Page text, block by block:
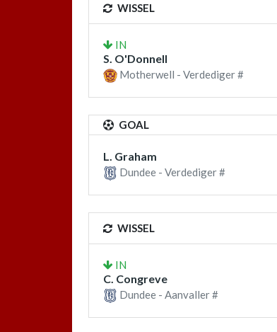
WISSEL
IN
S. O'Donnell
Motherwell - Verdediger #
GOAL
L. Graham
Dundee - Verdediger #
WISSEL
IN
C. Congreve
Dundee - Aanvaller #